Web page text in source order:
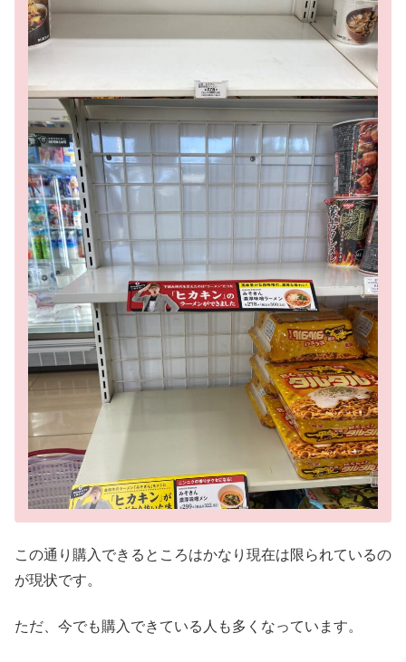
この通り購入できるところはかなり現在は限られているの
が現状です。
ただ、今でも購入できている人も多くなっています。